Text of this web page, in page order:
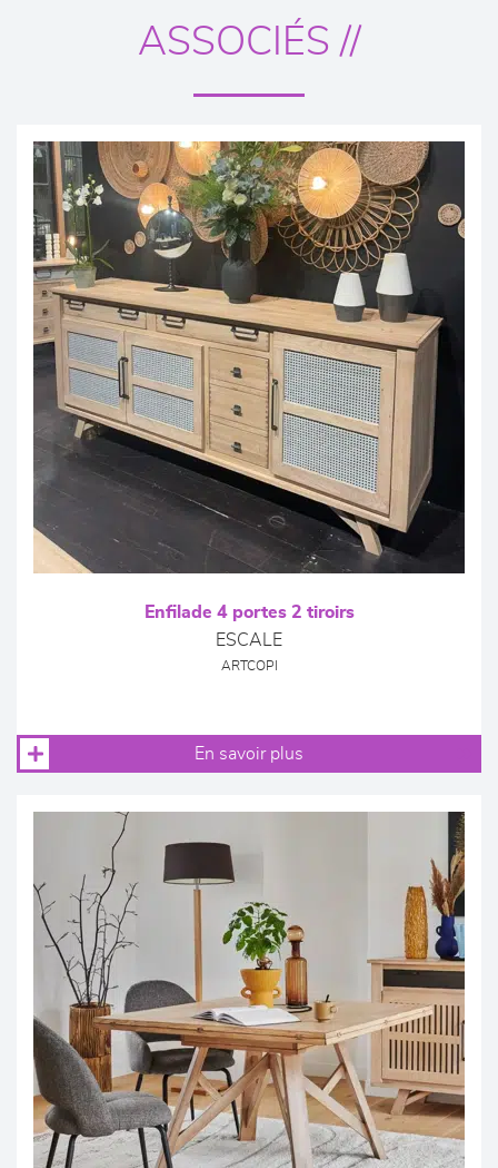
ASSOCIÉS //
Enfilade 4 portes 2 tiroirs
ESCALE
ARTCOPI
En savoir plus